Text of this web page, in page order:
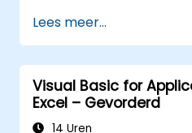
Reageren op
(zoals het openen
het wijzigen van
event-handlers.
Eigen formulieren
Lees meer...
Visual Basic for
Excel – Gevorderd
14 Uren